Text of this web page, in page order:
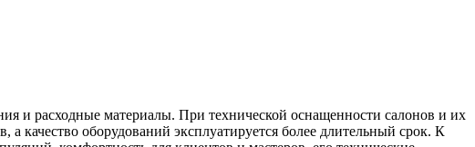
и расходные материалы. При технической оснащенности салонов и их
качество оборудований эксплуатируется более длительный срок. К